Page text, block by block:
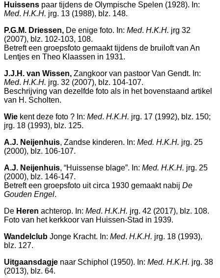
Huissens paar tijdens de Olympische Spelen (1928). In:
Med. H.K.H. jrg. 13 (1988), blz. 148.
P.G.M. Driessen, De enige foto. In: Med. H.K.H. jrg 32
(2007), blz. 102-103, 108.
Betreft een groepsfoto gemaakt tijdens de bruiloft van An
Lentjes en Theo Klaassen in 1931.
J.J.H. van Wissen, Zangkoor van pastoor Van Gendt. In:
Med. H.K.H. jrg. 32 (2007), blz. 104-107.
Beschrijving van dezelfde foto als in het bovenstaand artikel
van H. Scholten.
Wie kent deze foto ? In: Med. H.K.H. jrg. 17 (1992), blz. 150;
jrg. 18 (1993), blz. 125.
A.J. Neijenhuis, Zandse kinderen. In: Med. H.K.H. jrg. 25
(2000), blz. 106-107.
A.J. Neijenhuis, “Huissense blage”. In: Med. H.K.H. jrg. 25
(2000), blz. 146-147.
Betreft een groepsfoto uit circa 1930 gemaakt nabij De
Gouden Engel.
De Heren achterop. In: Med. H.K.H. jrg. 42 (2017), blz. 108.
Foto van het kerkkoor van Huissen-Stad in 1939.
Wandelclub Jonge Kracht. In: Med. H.K.H. jrg. 18 (1993),
blz. 127.
Uitgaansdagje naar Schiphol (1950). In: Med. H.K.H. jrg. 38
(2013), blz. 64.